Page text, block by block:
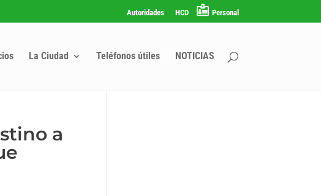
Autoridades HCD Personal
La Ciudad Teléfonos útiles NOTICIAS
a